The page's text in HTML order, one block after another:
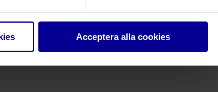
Acceptera alla cookies